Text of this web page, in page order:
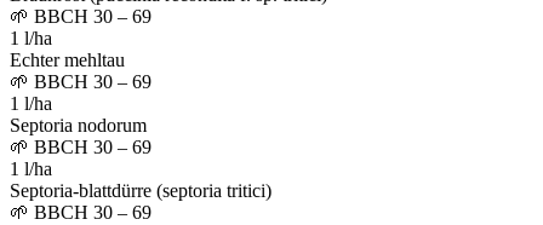
🌱 BBCH 30 – 69
1 l/ha
Echter mehltau
🌱 BBCH 30 – 69
1 l/ha
Septoria nodorum
🌱 BBCH 30 – 69
1 l/ha
Septoria-blattdürre (septoria tritici)
🌱 BBCH 30 – 69